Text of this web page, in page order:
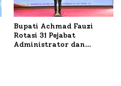
Bupati Achmad Fauzi
Rotasi 31 Pejabat
Administrator dan